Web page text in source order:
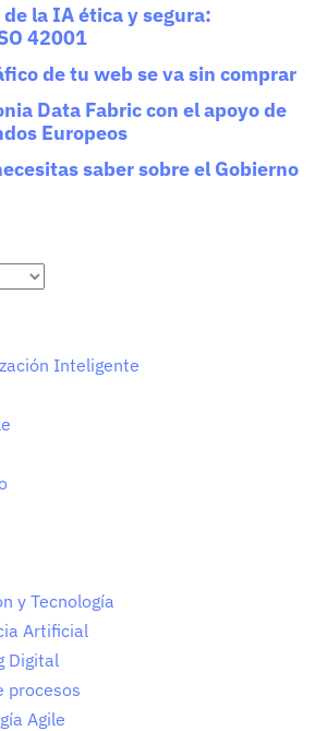
la IA ética y segura:
42001
de tu web se va sin comprar
Data Fabric con el apoyo de
Europeos
saber sobre el Gobierno
Inteligente
y Tecnología
Artificial
Digital
procesos
Agile